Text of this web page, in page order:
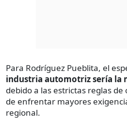
Para Rodríguez Pueblita, el
industria automotriz sería la
debido a las estrictas reglas
de enfrentar mayores
regional.